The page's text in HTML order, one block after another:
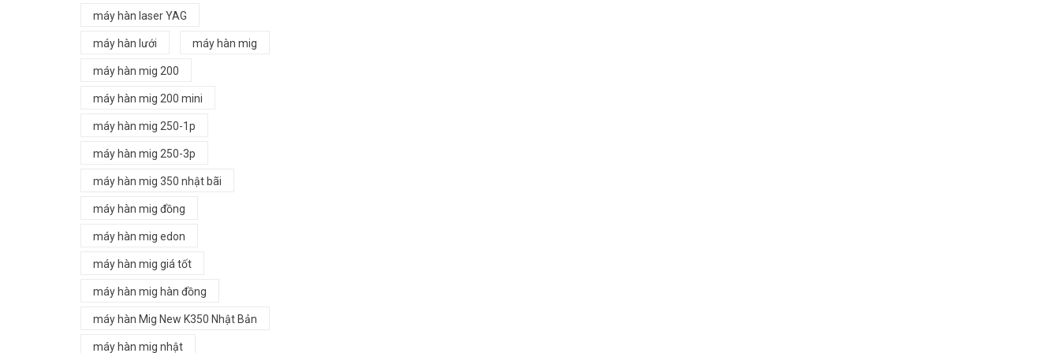
máy hàn laser YAG
máy hàn lưới máy hàn mig
máy hàn mig 200
máy hàn mig 200 mini
máy hàn mig 250-1p
máy hàn mig 250-3p
máy hàn mig 350 nhật bãi
máy hàn mig đồng
máy hàn mig edon
máy hàn mig giá tốt
máy hàn mig hàn đồng
máy hàn Mig New K350 Nhật Bản
máy hàn mig nhật